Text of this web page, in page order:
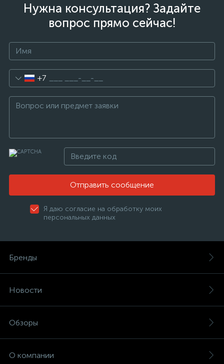
Нужна консультация? Задайте
вопрос прямо сейчас!
+7
Отправить сообщение
Я даю согласие на обработку моих
персональных данных
Бренды
Новости
Обзоры
О компании